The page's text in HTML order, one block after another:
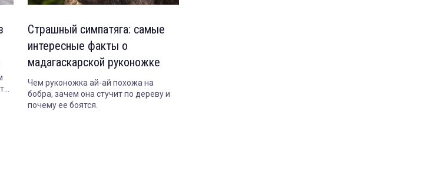
Страшный симпатяга: самые
интересные факты о
мадагаскарской руконожке
Чем руконожка ай-ай похожа на
бобра, зачем она стучит по дереву и
почему ее боятся.